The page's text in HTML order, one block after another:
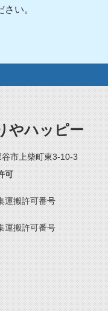
い。
やハッピー
市上柴町東3-10-3
可
運搬許可番号
運搬許可番号